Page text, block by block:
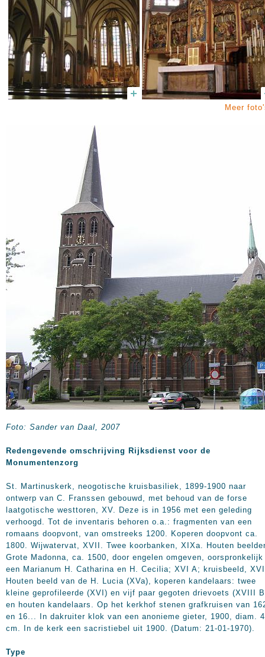
Meer
Foto: Sander van Daal, 2007
Redengevende omschrijving Rijksdienst voor de
Monumentenzorg
St. Martinuskerk, neogotische kruisbasiliek, 1899-1900 naar
ontwerp van C. Franssen gebouwd, met behoud van de forse
laatgotische westtoren, XV. Deze is in 1956 met een geleding
verhoogd. Tot de inventaris behoren o.a.: fragmenten van een
romaans doopvont, van omstreeks 1200. Koperen doopvont ca.
1800. Wijwatervat, XVII. Twee koorbanken, XIXa. Houten
Grote Madonna, ca. 1500, door engelen omgeven, oorspronkelijk
een Marianum H. Catharina en H. Cecilia; XVI A; kruisbeeld,
Houten beeld van de H. Lucia (XVa), koperen kandelaars: twee
kleine geprofileerde (XVI) en vijf paar gegoten drievoets (XVIII
en houten kandelaars. Op het kerkhof stenen grafkruisen van
en 16... In dakruiter klok van een anonieme gieter, 1900, diam.
cm. In de kerk een sacristiebel uit 1900. (Datum: 21-01-1970).
Type